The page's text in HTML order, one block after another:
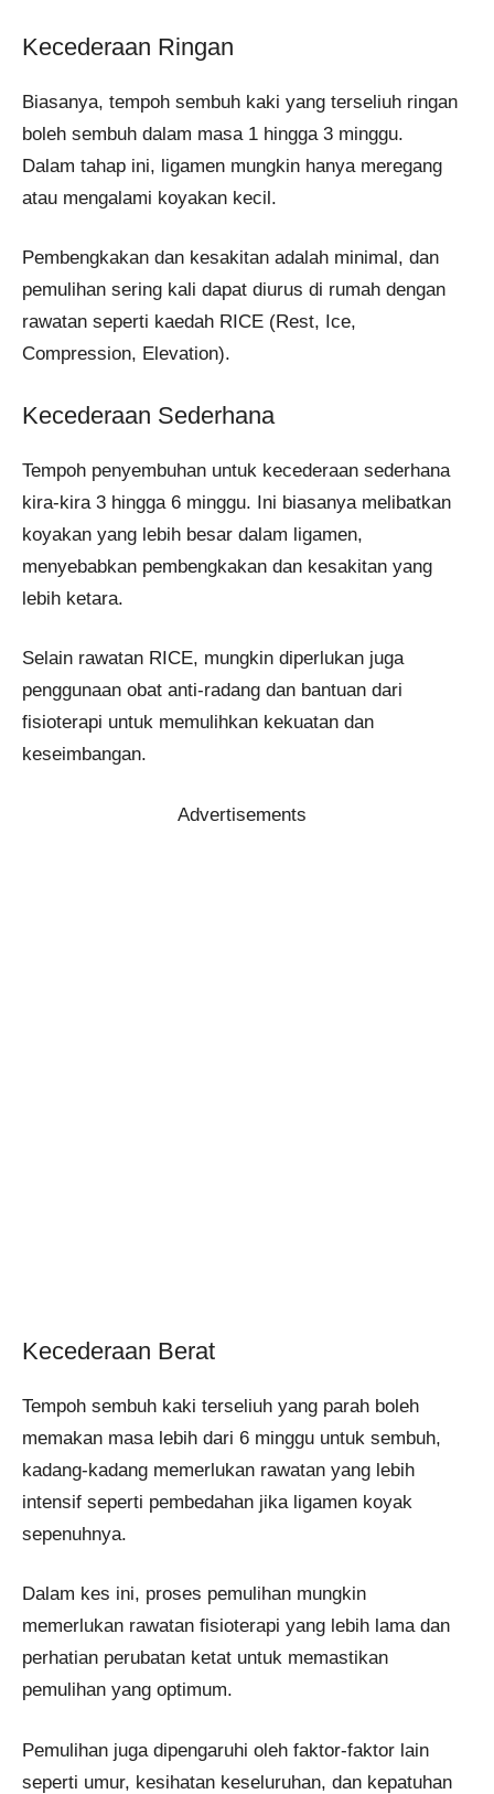
Kecederaan Ringan
Biasanya, tempoh sembuh kaki yang terseliuh ringan
boleh sembuh dalam masa 1 hingga 3 minggu.
Dalam tahap ini, ligamen mungkin hanya meregang
atau mengalami koyakan kecil.
Pembengkakan dan kesakitan adalah minimal, dan
pemulihan sering kali dapat diurus di rumah dengan
rawatan seperti kaedah RICE (Rest, Ice,
Compression, Elevation).
Kecederaan Sederhana
Tempoh penyembuhan untuk kecederaan sederhana
kira-kira 3 hingga 6 minggu. Ini biasanya melibatkan
koyakan yang lebih besar dalam ligamen,
menyebabkan pembengkakan dan kesakitan yang
lebih ketara.
Selain rawatan RICE, mungkin diperlukan juga
penggunaan obat anti-radang dan bantuan dari
fisioterapi untuk memulihkan kekuatan dan
keseimbangan.
Advertisements
Kecederaan Berat
Tempoh sembuh kaki terseliuh yang parah boleh
memakan masa lebih dari 6 minggu untuk sembuh,
kadang-kadang memerlukan rawatan yang lebih
intensif seperti pembedahan jika ligamen koyak
sepenuhnya.
Dalam kes ini, proses pemulihan mungkin
memerlukan rawatan fisioterapi yang lebih lama dan
perhatian perubatan ketat untuk memastikan
pemulihan yang optimum.
Pemulihan juga dipengaruhi oleh faktor-faktor lain
seperti umur, kesihatan keseluruhan, dan kepatuhan